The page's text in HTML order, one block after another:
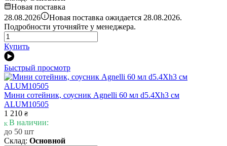
Новая поставка
28.08.2026 i Новая поставка ожидается 28.08.2026.
Подробности уточняйте у менеджера.
Купить
Быстрый просмотр
Мини сотейник, соусник Agnelli 60 мл d5.4Xh3 см
ALUM10505
1 210 ₴
В наличии:
до 50 шт
Склад: Основной